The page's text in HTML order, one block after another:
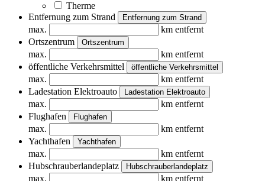
Therme
Entfernung zum Strand
Entfernung zum Strand
max.
km entfernt
Ortszentrum
Ortszentrum
max.
km entfernt
öffentliche Verkehrsmittel
öffentliche Verkehrsmittel
max.
km entfernt
Ladestation Elektroauto
Ladestation Elektroauto
max.
km entfernt
Flughafen
Flughafen
max.
km entfernt
Yachthafen
Yachthafen
max.
km entfernt
Hubschrauberlandeplatz
Hubschrauberlandeplatz
max.
km entfernt